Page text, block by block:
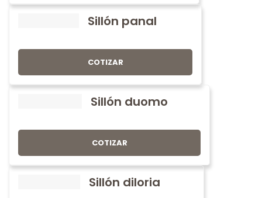
Sillón panal
COTIZAR
Sillón duomo
COTIZAR
Sillón diloria